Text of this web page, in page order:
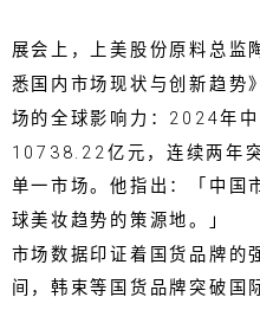
展会上，上美股份原料总监
悉国内市场现状与创新趋势
场的全球影响力：2024年
10738.22亿元，连续两年
单一市场。他指出：「中国
球美妆趋势的策源地。」
市场数据印证着国货品牌
间，韩束等国货品牌突破国